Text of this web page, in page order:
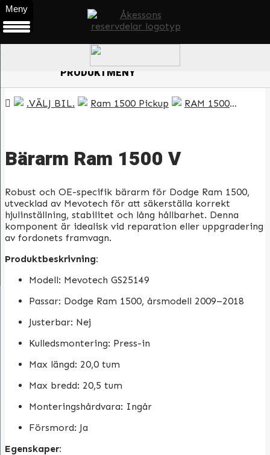
ÖPPNA
PRODUKTMENY
.VÄLJ BIL. Ram 1500 Pickup RAM 1500 09-18 (CLASSIC)
Bärarm Ram 1500 V
Robust och OE-specifik bärarm för Dodge Ram 1500,
utvecklad av Mevotech för att säkerställa korrekt
hjulinställning, stabilitet och lång hållbarhet. Denna
komponent är idealisk vid reparation eller uppgradering
av fordonets framvagn.
Produktbeskrivning:
Modell: Mevotech GS25149
Passar: Dodge Ram 1500, årsmodell 2009–2018
Justerbar: Nej
Kulledsmontering: Press-in
Max längd: 20,0 tum
Max bredd: 20,5 tum
Monteringshårdvara: Ingår
Försmord: Ja
Egenskaper:
Meny